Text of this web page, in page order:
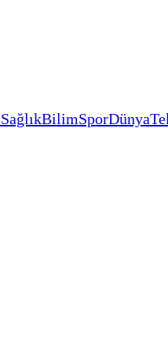
SağlıkBilimSporDünya